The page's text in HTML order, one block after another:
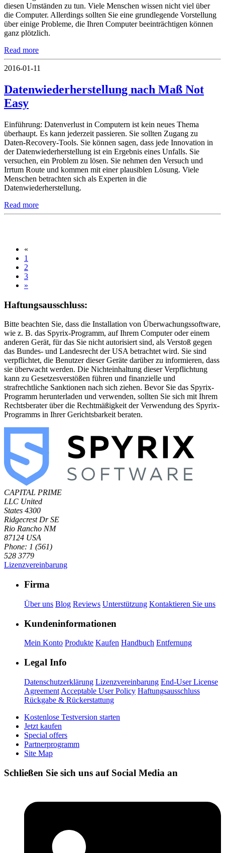
diesen Umständen zu tun. Viele Menschen wissen nicht viel über
die Computer. Allerdings sollten Sie eine grundlegende Vorstellung
über einige Probleme, die Ihren Computer beeinträchtigen können
ganz plötzlich.
Read more
2016-01-11
Datenwiederherstellung nach Maß Not
Easy
Einführung: Datenverlust in Computern ist kein neues Thema
überhaupt. Es kann jederzeit passieren. Sie sollten Zugang zu
Daten-Recovery-Tools. Sie können sagen, dass jede Innovation in
der Datenwiederherstellung ist ein Ergebnis eines Unfalls. Sie
versuchen, ein Problem zu lösen. Sie nehmen den Versuch und
Irrtum Route und kommen mit einer plausiblen Lösung. Viele
Menschen betrachten sich als Experten in die
Datenwiederherstellung.
Read more
«
1
2
3
»
Haftungsausschluss:
Bitte beachten Sie, dass die Installation von Überwachungssoftware,
wie z. B. das Spyrix-Programm, auf Ihrem Computer oder einem
anderen Gerät, für das Sie nicht autorisiert sind, als Verstoß gegen
das Bundes- und Landesrecht der USA betrachtet wird. Sie sind
verpflichtet, die Benutzer dieser Geräte darüber zu informieren, dass
sie überwacht werden. Die Nichteinhaltung dieser Verpflichtung
kann zu Gesetzesverstößen führen und finanzielle und
strafrechtliche Sanktionen nach sich ziehen. Bevor Sie das Spyrix-
Programm herunterladen und verwenden, sollten Sie sich mit Ihrem
Rechtsberater über die Rechtmäßigkeit der Verwendung des Spyrix-
Programms in Ihrer Gerichtsbarkeit beraten.
CAPITAL PRIME
LLC United
States 4300
Ridgecrest Dr SE
Rio Rancho NM
87124 USA
Phone: 1 (561)
528 3779
Lizenzvereinbarung
Firma
Über uns Blog Reviews Unterstützung Kontaktieren Sie uns
Kundeninformationen
Mein Konto Produkte Kaufen Handbuch Entfernung
Legal Info
Datenschutzerklärung Lizenzvereinbarung End-User License
Agreement Acceptable User Policy Haftungsausschluss
Rückgabe & Rückerstattung
Kostenlose Testversion starten
Jetzt kaufen
Special offers
Partnerprogramm
Site Map
Schließen Sie sich uns auf Social Media an